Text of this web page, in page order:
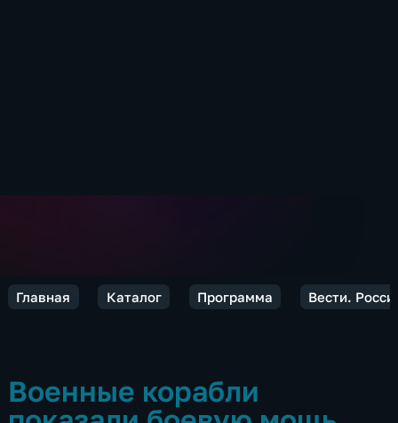
Главная Каталог Программа Вести.
Военные корабли